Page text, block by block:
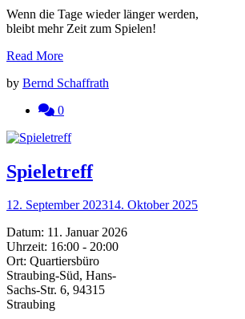
Wenn die Tage wieder länger werden,
bleibt mehr Zeit zum Spielen!
Read More
by Bernd Schaffrath
0
Spieletreff
12. September 202314. Oktober 2025
Datum: 11. Januar 2026
Uhrzeit: 16:00 - 20:00
Ort: Quartiersbüro
Straubing-Süd, Hans-
Sachs-Str. 6, 94315
Straubing